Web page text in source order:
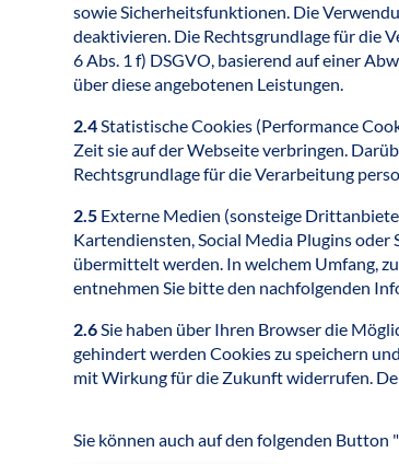
sowie Sicherheitsfunktionen. Die
deaktivieren. Die Rechtsgrundlage für die
6 Abs. 1 f) DSGVO, basierend auf einer
über diese angebotenen Leistungen.
2.4Statistische Cookies (Performance
Zeit sie auf der Webseite verbringen.
Rechtsgrundlage für die Verarbeitung
2.5 Externe Medien (sonsteige
Kartendiensten, Social Media Plugins
übermittelt werden. In welchem Umfang,
entnehmen Sie bitte den nachfolgenden
2.6Sie haben über Ihren Browser die
gehindert werden Cookies zu speichern
mit Wirkung für die Zukunft widerrufen.
Sie können auch auf den folgenden